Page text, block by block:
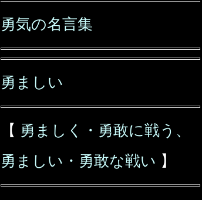
勇気の名言集
勇ましい
【 勇ましく・勇敢に戦う、
勇ましい・勇敢な戦い 】